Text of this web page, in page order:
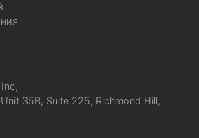
35B, Suite 225, Richmond Hill,